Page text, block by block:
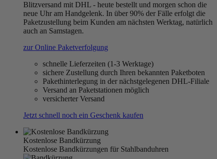
Blitzversand mit DHL - heute bestellt und morgen schon die
neue Uhr am Handgelenk. In über 90% der Fälle erfolgt die
Paketzustellung beim Kunden am nächsten Werktag, natürlich
auch an Samstagen.
zur Online Paketverfolgung
schnelle Lieferzeiten (1-3 Werktage)
sichere Zustellung durch Ihren bekannten Paketboten
Pakethinterlegung in der nächstgelegenen DHL-Filiale
Versand an Paketstationen möglich
versicherter Versand
Jetzt schnell noch ein Geschenk kaufen
Kostenlose Bandkürzung
Kostenlose Bandkürzungen für Stahlbanduhren